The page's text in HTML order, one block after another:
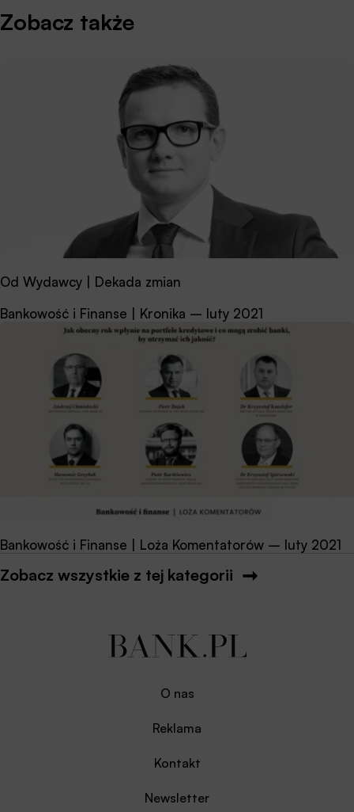
Zobacz także
Od Wydawcy | Dekada zmian
Bankowość i Finanse | Kronika – luty 2021
Bankowość i Finanse | Loża Komentatorów – luty 2021
Zobacz wszystkie z tej kategorii
O nas
Reklama
Kontakt
Newsletter